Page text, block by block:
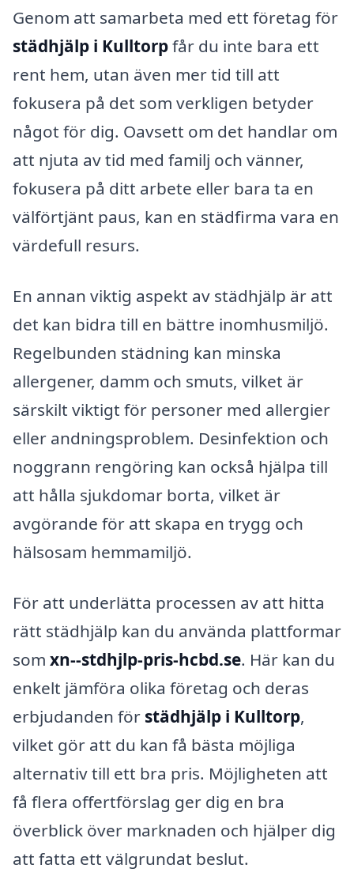
Genom att samarbeta med ett företag för
städhjälp i Kulltorpfår du inte bara ett
rent hem, utan även mer tid till att
fokusera på det som verkligen betyder
något för dig. Oavsett om det handlar om
att njuta av tid med familj och vänner,
fokusera på ditt arbete eller bara ta en
välförtjänt paus, kan en städfirma vara en
värdefull resurs.
En annan viktig aspekt av städhjälp är att
det kan bidra till en bättre inomhusmiljö.
Regelbunden städning kan minska
allergener, damm och smuts, vilket är
särskilt viktigt för personer med allergier
eller andningsproblem. Desinfektion och
noggrann rengöring kan också hjälpa till
att hålla sjukdomar borta, vilket är
avgörande för att skapa en trygg och
hälsosam hemmamiljö.
För att underlätta processen av att hitta
rätt städhjälp kan du använda plattformar
som xn--stdhjlp-pris-hcbd.se. Här kan du
enkelt jämföra olika företag och deras
erbjudanden för städhjälp i Kulltorp,
vilket gör att du kan få bästa möjliga
alternativ till ett bra pris. Möjligheten att
få flera offertförslag ger dig en bra
överblick över marknaden och hjälper dig
att fatta ett välgrundat beslut.